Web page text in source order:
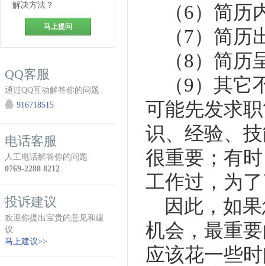
解决方法？
马上提问
QQ客服
通过QQ互动解答你的问题
916718515
电话客服
人工电话解答你的问题
0769-2288 8212
投诉建议
欢迎你提出宝贵的意见和建
议
马上建议>>
（6）简历
（7）简历
（8）简历
（9）其它
可能先发求
识、经验、
很重要；有
工作过，为
因此，如果
机会，最重
应该花一些